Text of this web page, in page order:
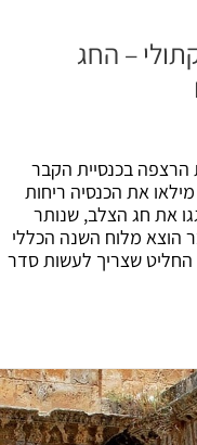
– החג
בכנסיית הקבר
את הכנסיה ריחות
חג הצלב, שנותר
מלוח השנה הכללי
האפיפיור החליט שצריך לעשות סדר